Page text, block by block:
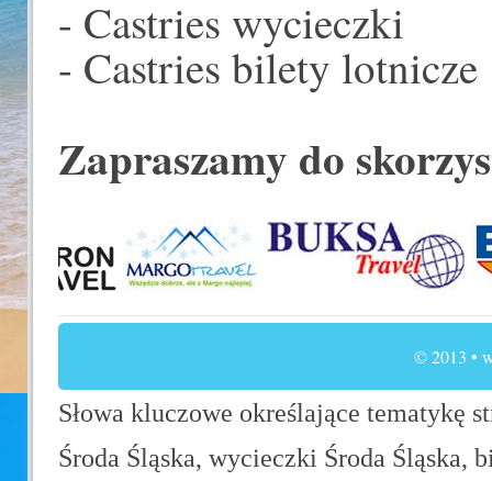
- Castries wycieczki
- Castries bilety lotnicze
Zapraszamy do
© 2013 •
Słowa kluczowe określające tematykę
Środa Śląska, wycieczki Środa Śląska,